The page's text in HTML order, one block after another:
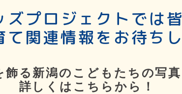
ズプロジェクトでは
て関連情報をお待ち
る新潟のこどもたちの写
詳しくはこちらから！